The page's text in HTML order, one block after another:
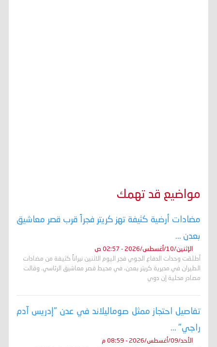
مواضيع قد تهمك
مضادات أرضية كثيفة تهز كريتر فجراً قرب قصر معاشيق
بعدن ...
الإثنين/10/أغسطس/2026 - 02:57 ص
أطلقت وحدات الدفاع الجوي فجر اليوم الاثنين نيراناً كثيفة من مضادات
الطيران في مديرية كريتر بعدن، في محيط قصر معاشيق الرئاسي. وقالت
مصادر محلية إن دوي
تفاصيل احتجاز ممثل صوماليلاند في عدن "إدريس آدم
راجي" ...
الأحد/09/أغسطس/2026 - 08:59 م